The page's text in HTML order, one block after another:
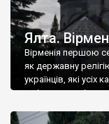
Ялта.
Вірменія першою
як державну
українців, які
є відданими